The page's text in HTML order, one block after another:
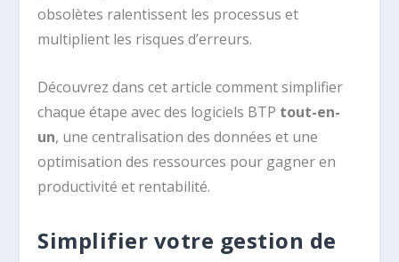
obsolètes ralentissent les processus et
multiplient les risques d’erreurs.
Découvrez dans cet article comment simplifier
chaque étape avec des logiciels BTP tout-en-
un, une centralisation des données et une
optimisation des ressources pour gagner en
productivité et rentabilité.
Simplifier votre gestion de